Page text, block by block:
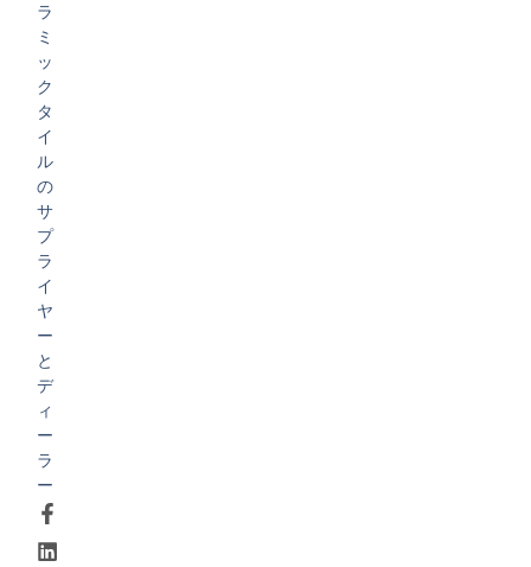
ラ
ミ
ッ
ク
タ
イ
ル
の
サ
プ
ラ
イ
ヤ
ー
と
デ
ィ
ー
ラ
ー